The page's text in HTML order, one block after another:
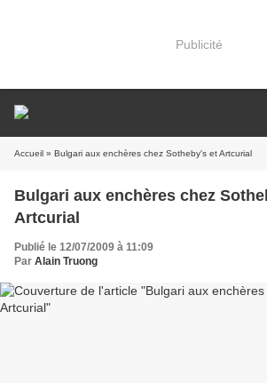
Publicité
Accueil » Bulgari aux enchères chez Sotheby's et Artcurial
Bulgari aux enchères chez
Artcurial
Publié le 12/07/2009 à 11:09
Par Alain Truong